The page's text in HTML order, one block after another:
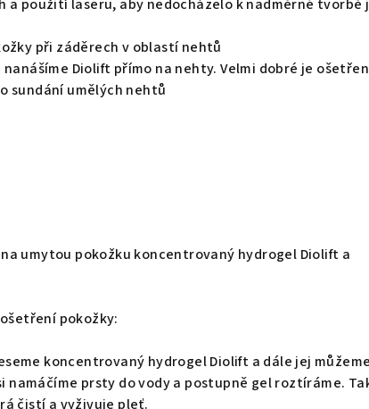
a použití laseru, aby nedocházelo k nadměrné tvorbě
při záděrech v oblastí nehtů
Diolift přímo na nehty. Velmi dobré je
sundání umělých nehtů
umytou pokožku koncentrovaný hydrogel Diolift a
pokožky:
koncentrovaný hydrogel Diolift a dále jej
prsty do vody a postupně gel roztíráme.
čistí a vyživuje pleť.